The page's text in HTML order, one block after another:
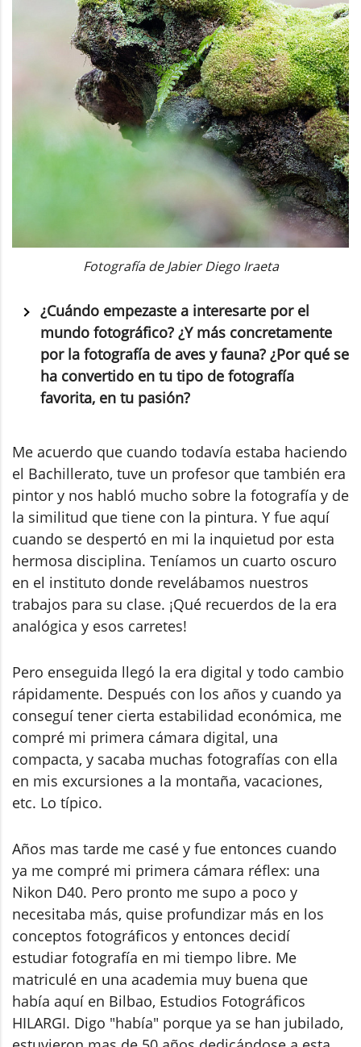
Fotografía de Jabier Diego Iraeta
¿Cuándo empezaste a interesarte por el
mundo fotográfico? ¿Y más concretamente
por la fotografía de aves y fauna? ¿Por qué se
ha convertido en tu tipo de fotografía
favorita, en tu pasión?
Me acuerdo que cuando todavía estaba haciendo
el Bachillerato, tuve un profesor que también era
pintor y nos habló mucho sobre la fotografía y de
la similitud que tiene con la pintura. Y fue aquí
cuando se despertó en mi la inquietud por esta
hermosa disciplina. Teníamos un cuarto oscuro
en el instituto donde revelábamos nuestros
trabajos para su clase. ¡Qué recuerdos de la era
analógica y esos carretes!
Pero enseguida llegó la era digital y todo cambio
rápidamente. Después con los años y cuando ya
conseguí tener cierta estabilidad económica, me
compré mi primera cámara digital, una
compacta, y sacaba muchas fotografías con ella
en mis excursiones a la montaña, vacaciones,
etc. Lo típico.
Años mas tarde me casé y fue entonces cuando
ya me compré mi primera cámara réflex: una
Nikon D40. Pero pronto me supo a poco y
necesitaba más, quise profundizar más en los
conceptos fotográficos y entonces decidí
estudiar fotografía en mi tiempo libre. Me
matriculé en una academia muy buena que
había aquí en Bilbao, Estudios Fotográficos
HILARGI. Digo "había" porque ya se han jubilado,